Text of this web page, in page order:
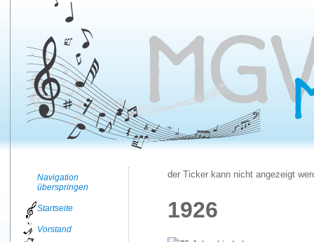
Navigation
überspringen
Startseite
Vorstand
der Ticker kann nicht angezeigt
1926